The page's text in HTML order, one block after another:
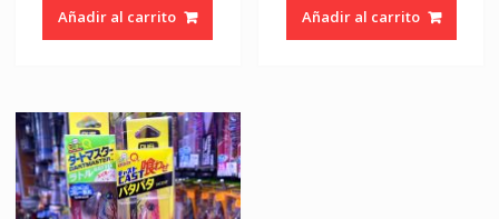
Añadir al carrito Añadir al carrito